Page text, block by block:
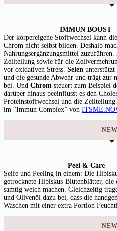
IMMUN BOOST
Der körpereigene Stoffwechsel kann
Chrom nicht selbst bilden. Deshalb
Nahrungsergänzungsmittel zuzuführen.
Zellteilung sowie für die
vor oxidativen Stress. Selen unterstützt
und die gesunde Abwehr und trägt zur
bei. Und Chrom steuert zum Beispiel
darüber hinaus beeinflusst es den
Proteinstoffwechsel und die
im “Immun Complex” von
Peel & Care
Seife und Peeling in einem: Die
getrocknete Hibiskus-Blütenblätter, die
samtig weich machen. Gleichzeitig
und Olivenöl dazu bei, dass die
Waschen mit einer extra Portion